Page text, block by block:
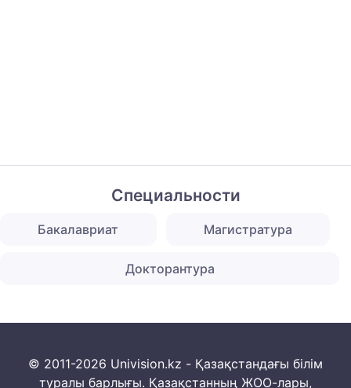
Специальности
Бакалавриат Магистратура
Докторантура
© 2011-2026 Univision.kz - Қазақстандағы білім
туралы барлығы. Қазақстанның ЖОО-лары,